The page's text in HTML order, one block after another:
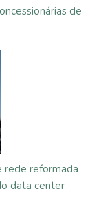
de
rede reformada
data center